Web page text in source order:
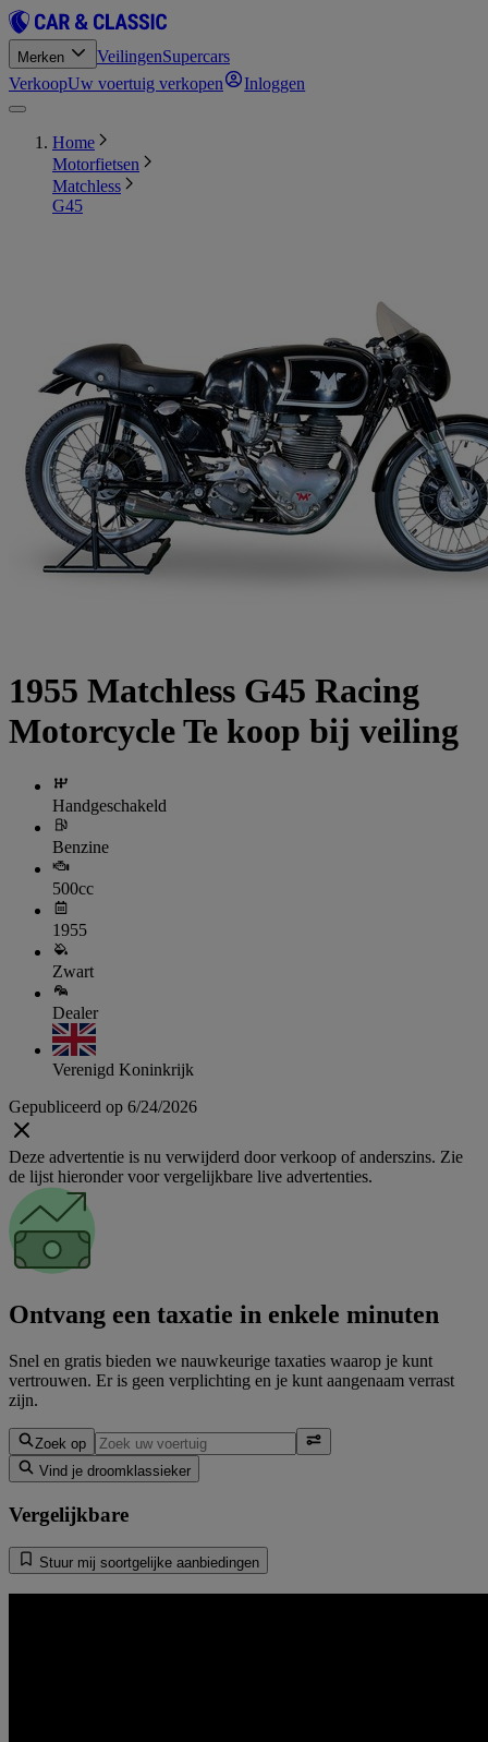
Merken VeilingenSupercars
VerkoopUw voertuig verkopen Inloggen
Home
Motorfietsen
Matchless
G45
1955 Matchless G45 Racing
Motorcycle Te koop bij veiling
Handgeschakeld
Benzine
500cc
1955
Zwart
Dealer
Verenigd Koninkrijk
Gepubliceerd op 6/24/2026
Deze advertentie is nu verwijderd door verkoop of anderszins. Zie
de lijst hieronder voor vergelijkbare live advertenties.
Ontvang een taxatie in enkele minuten
Snel en gratis bieden we nauwkeurige taxaties waarop je kunt
vertrouwen. Er is geen verplichting en je kunt aangenaam verrast
zijn.
Zoek op
Vind je droomklassieker
Vergelijkbare
Stuur mij soortgelijke aanbiedingen